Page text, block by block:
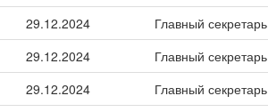
29.12.2024
Главный секретарь
29.12.2024
Главный секретарь
29.12.2024
Главный секретарь